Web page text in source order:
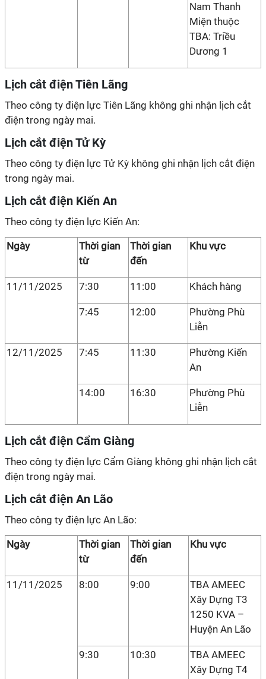
Nam Thanh
Miện thuộc
TBA: Triều
Dương 1
Lịch cắt điện Tiên Lãng
Theo công ty điện lực Tiên Lãng không ghi nhận lịch cắt
điện trong ngày mai.
Lịch cắt điện Tử Kỳ
Theo công ty điện lực Tử Kỳ không ghi nhận lịch cắt điện
trong ngày mai.
Lịch cắt điện Kiến An
Theo công ty điện lực Kiến An:
Ngày
Thời gian
từ
Thời gian
đến
Khu vực
11/11/2025 7:30 11:00 Khách hàng
7:45 12:00
Phường Phù
Liễn
12/11/2025 7:45 11:30
Phường Kiến
An
14:00 16:30
Phường Phù
Liễn
Lịch cắt điện Cẩm Giàng
Theo công ty điện lực Cẩm Giàng không ghi nhận lịch cắt
điện trong ngày mai.
Lịch cắt điện An Lão
Theo công ty điện lực An Lão:
Ngày
Thời gian
từ
Thời gian
đến
Khu vực
11/11/2025 8:00 9:00
TBA AMEEC
Xây Dựng T3
1250 KVA –
Huyện An Lão
9:30 10:30
TBA AMEEC
Xây Dựng T4